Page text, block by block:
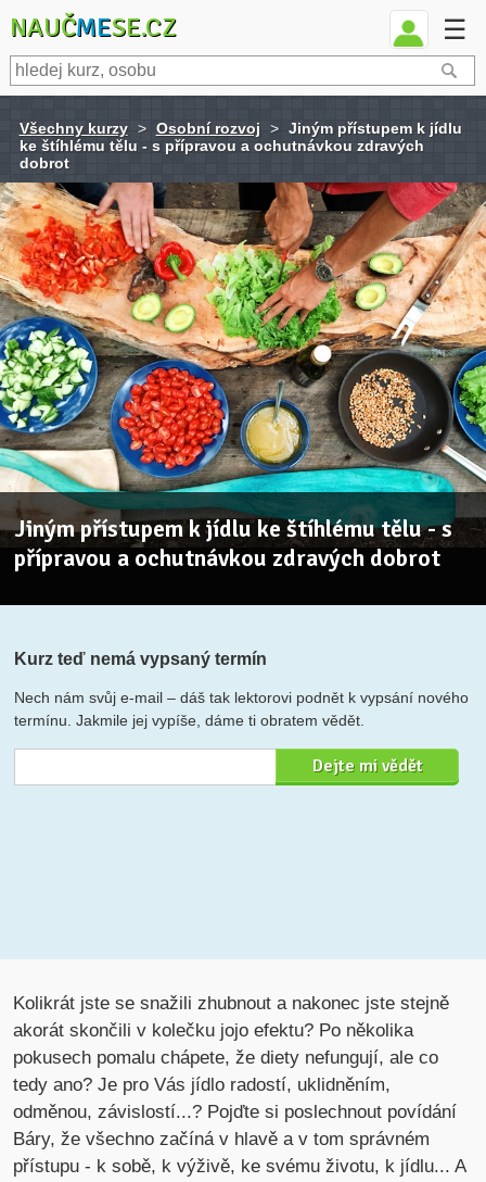
NAUČMESE.CZ ☰
Všechny kurzy > Osobní rozvoj > Jiným přístupem k jídlu
ke štíhlému tělu - s přípravou a ochutnávkou zdravých
dobrot
Jiným přístupem k jídlu ke štíhlému tělu - s
přípravou a ochutnávkou zdravých dobrot
Kurz teď nemá vypsaný termín
Nech nám svůj e-mail – dáš tak lektorovi podnět k vypsání nového
termínu. Jakmile jej vypíše, dáme ti obratem vědět.
Kolikrát jste se snažili zhubnout a nakonec jste stejně
akorát skončili v kolečku jojo efektu? Po několika
pokusech pomalu chápete, že diety nefungují, ale co
tedy ano? Je pro Vás jídlo radostí, uklidněním,
odměnou, závislostí...? Pojďte si poslechnout povídání
Báry, že všechno začíná v hlavě a v tom správném
přístupu - k sobě, k výživě, ke svému životu, k jídlu... A